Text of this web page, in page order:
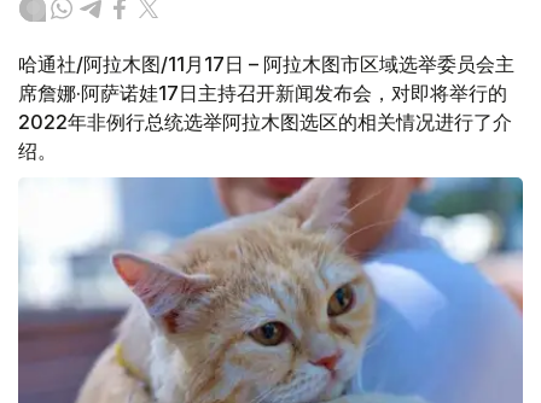
哈通社/阿拉木图/11月17日 – 阿拉木图市区域选举委员会主
席詹娜·阿萨诺娃17日主持召开新闻发布会，对即将举行的
2022年非例行总统选举阿拉木图选区的相关情况进行了介
绍。